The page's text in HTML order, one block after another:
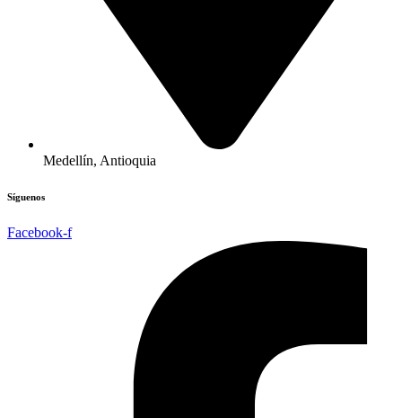
Medellín, Antioquia
Síguenos
Facebook-f